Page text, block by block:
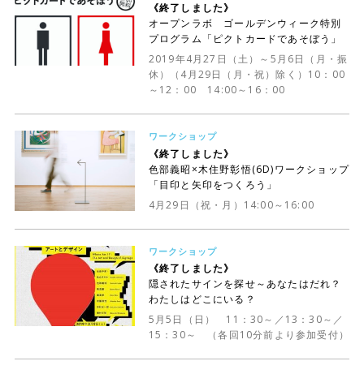
《終了しました》
オープンラボ ゴールデンウィーク特別
プログラム「ピクトカードであそぼう」
2019年4月27日（土）～5月6日（月・振
休）（4月29日（月・祝）除く）10：00
～12：00 14:00～16：00
ワークショップ
《終了しました》
色部義昭×木住野彰悟(6D)ワークショップ
「目印と矢印をつくろう」
4月29日（祝・月）14:00～16:00
ワークショップ
《終了しました》
隠されたサインを探せ～あなたはだれ？
わたしはどこにいる？
5月5日（日） 11：30～／13：30～／
15：30～ （各回10分前より参加受付）